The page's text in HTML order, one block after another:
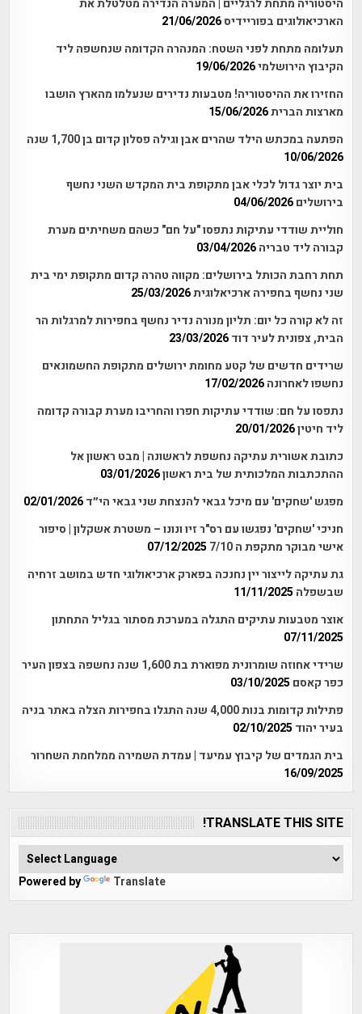
הארכיאולוגים בפוריידיס21/06/2026
תעלומה מתחת לפני השטח: המנהרה הקדומה שנחשפה ליד
הקיבוץ הירושלמי19/06/2026
החזירו את ההיסטוריה! מטבעות נדירים שנעלמו מהארץ הושבו
מארצות הברית15/06/2026
הפתעה במכתש הילד שהרים אבן וגילה פסלון קדום בן 1,700 שנה
10/06/2026
בית יוצר גדול לכלי אבן מתקופת בית המקדש השני נחשף
בירושלים 04/06/2026
חוליית שודדי עתיקות נתפסו "על חם" כשהם משחיתים מערת
קבורה ליד טבריה 03/04/2026
תחת רחבת הכותל בירושלים: מקווה טהרה קדום מתקופת ימי בית
שני נחשף בחפירה ארכיאלוגית25/03/2026
זה לא קורה כל יום: תליון מנורה נדיר נחשף בחפירות למרגלות הר
הבית, צפונית לעיר דוד 23/03/2026
שרידים חדשים של קטע מחומת ירושלים מתקופת החשמונאים
נחשפו לאחרונה 17/02/2026
נתפסו על חם: שודדי עתיקות חפרו והחריבו מערת קבורה קדומה
ליד חיטין20/01/2026
כתובת אשורית עתיקה נחשפת לראשונה | מבט ראשון אל
ההתכתבות המלכותית של בית ראשון03/01/2026
מפגש 'שחקים' עם מיכל גבאי להנצחת שני גבאי הי״ד 02/01/2026
חניכי 'שחקים' נפגשו עם רס"ר זיו ונונו – משטרת אשקלון | סיפור
אישי מבוקר מתקפת ה 7/10
07/12/2025
גת עתיקה לייצור יין נחנכה בפארק ארכיאולוגי חדש במושב זרחיה
שבשפלה 11/11/2025
אוצר מטבעות עתיקים התגלה במערכת מסתור בגליל התחתון
07/11/2025
שרידי אחוזה שומרונית מפוארת בת 1,600 שנה נחשפה בצפון העיר
כפר קאסם 03/10/2025
פתילות קדומות בנות 4,000 שנה התגלו בחפירות הצלה באתר בניה
בעיר יהוד 02/10/2025
בית הגמדים של קיבוץ עמיעד | עמדת השמירה ממלחמת השחרור
16/09/2025
TRANSLATE THIS SITE!
Powered by Translate